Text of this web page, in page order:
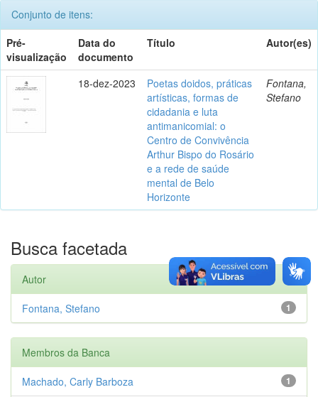
Conjunto de itens:
Pré-
visualização
Data do
documento
Título Autor(es)
18-dez-2023
Poetas doidos, práticas
artísticas, formas de
cidadania e luta
antimanicomial: o
Centro de Convivência
Arthur Bispo do Rosário
e a rede de saúde
mental de Belo
Horizonte
Fontana,
Stefano
Busca facetada
Autor
1
Fontana, Stefano
Membros da Banca
1
Machado, Carly Barboza